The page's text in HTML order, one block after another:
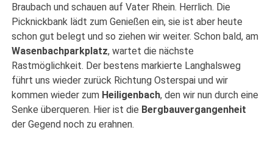
Braubach und schauen auf Vater Rhein. Herrlich. Die
Picknickbank lädt zum Genießen ein, sie ist aber heute
schon gut belegt und so ziehen wir weiter. Schon bald, am
Wasenbachparkplatz, wartet die nächste
Rastmöglichkeit. Der bestens markierte Langhalsweg
führt uns wieder zurück Richtung Osterspai und wir
kommen wieder zum Heiligenbach, den wir nun durch eine
Senke überqueren. Hier ist die Bergbauvergangenheit
der Gegend noch zu erahnen.